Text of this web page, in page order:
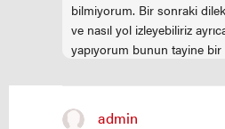
bilmiyorum. Bir sonraki
ve nasıl yol izleyebiliriz
yapıyorum bunun tayine
admin